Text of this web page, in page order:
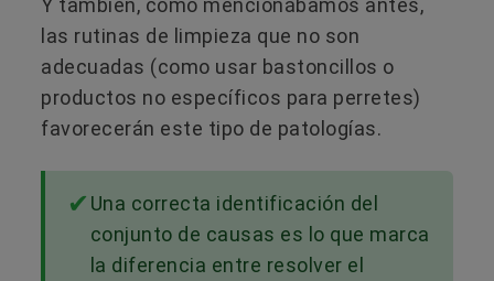
las rutinas de limpieza que no son
adecuadas (como usar bastoncillos o
productos no específicos para perretes)
favorecerán este tipo de patologías.
Una correcta identificación del
conjunto de causas es lo que marca
la diferencia entre resolver el